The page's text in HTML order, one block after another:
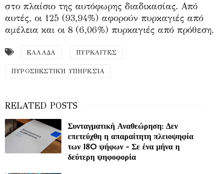
στο πλαίσιο της αυτόφωρης διαδικασίας. Από
αυτές, οι 125 (93,94%) αφορούν πυρκαγιές από
αμέλεια και οι 8 (6,06%) πυρκαγιές από πρόθεση.
ΕΛΛΑΔΑ ΠΥΡΚΑΓΙΈΣ
ΠΥΡΟΣΒΕΣΤΙΚΉ ΥΠΗΡΕΣΊΑ
Συνταγματική Αναθεώρηση: Δεν
επετεύχθη η απαραίτητη πλειοψηφία
των 180 ψήφων - Σε ένα μήνα η
δεύτερη ψηφοφορία